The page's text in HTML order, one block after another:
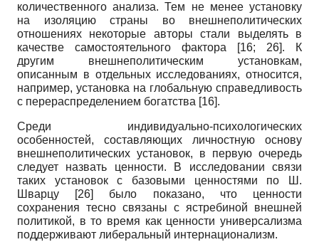
количественного анализа. Тем не менее установку
на изоляцию страны во внешнеполитических
отношениях некоторые авторы стали выделять в
качестве самостоятельного фактора
[16; 26]. К
другим внешнеполитическим установкам,
описанным в отдельных исследованиях, относится,
например, установка на глобальную справедливость
с перераспределением богатства [16].
Среди индивидуально-психологических
особенностей, составляющих личностную основу
внешнеполитических установок, в первую очередь
следует назвать ценности. В исследовании связи
таких установок с базовыми ценностями по Ш.
Шварцу
[26]
было показано, что ценности
сохранения тесно связаны с ястребиной внешней
политикой, в то время как ценности универсализма
поддерживают либеральный интернационализм.